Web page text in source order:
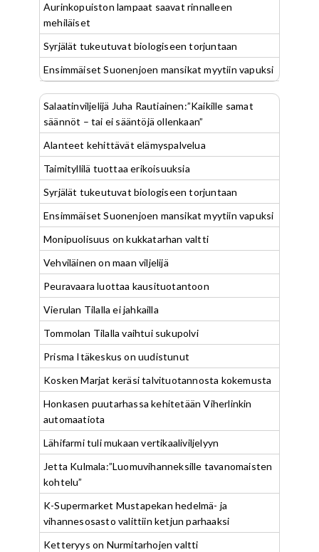
Aurinkopuiston lampaat saavat rinnalleen
mehiläiset
Syrjälät tukeutuvat biologiseen torjuntaan
Ensimmäiset Suonenjoen mansikat myytiin vapuksi
Salaatinviljelijä Juha Rautiainen:”Kaikille samat
säännöt – tai ei sääntöjä ollenkaan”
Alanteet kehittävät elämyspalvelua
Taimityllilä tuottaa erikoisuuksia
Syrjälät tukeutuvat biologiseen torjuntaan
Ensimmäiset Suonenjoen mansikat myytiin vapuksi
Monipuolisuus on kukkatarhan valtti
Vehviläinen on maan viljelijä
Peuravaara luottaa kausituotantoon
Vierulan Tilalla ei jahkailla
Tommolan Tilalla vaihtui sukupolvi
Prisma Itäkeskus on uudistunut
Kosken Marjat keräsi talvituotannosta kokemusta
Honkasen puutarhassa kehitetään Viherlinkin
automaatiota
Lähifarmi tuli mukaan vertikaaliviljelyyn
Jetta Kulmala:”Luomuvihanneksille tavanomaisten
kohtelu”
K-Supermarket Mustapekan hedelmä- ja
vihannesosasto valittiin ketjun parhaaksi
Ketteryys on Nurmitarhojen valtti